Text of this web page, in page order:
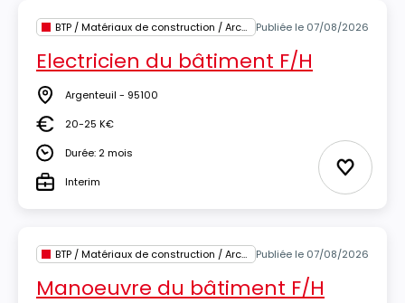
BTP / Matériaux de construction / Architecture Publiée le 07/08/2026
Electricien du bâtiment F/H
Lieu Argenteuil - 95100
Salaire20-25 K€
DuréeDurée: 2 mois
TypeInterim Ajouter
BTP / Matériaux de construction / Architecture Publiée le 07/08/2026
Manoeuvre du bâtiment F/H